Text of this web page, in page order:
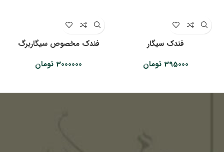
فندک سیگار
395000 تومان
فندک مخصوص سیگاربرگ
3000000 تومان